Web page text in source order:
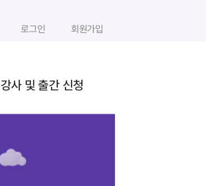
로그인 회원가입
강사 및 출간 신청